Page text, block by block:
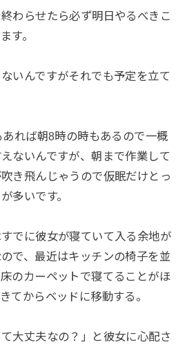
わらせたら必ず明日やるべきこ
す。
いんですがそれでも予定を立て
れば朝8時の時もあるので一概
ないんですが、朝まで作業して
き飛んじゃうので仮眠だけとっ
多いです。
でに彼女が寝ていて入る余地が
で、最近はキッチンの椅子を並
のカーペットで寝てることがほ
てからベッドに移動する。
大丈夫なの？」と彼女に心配さ